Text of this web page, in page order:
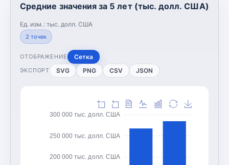
Средние значения за 5 лет (тыс. долл. США)
Ед. изм.: тыс. долл. США
2 точек
ОТОБРАЖЕНИЕ Сетка
ЭКСПОРТ SVG PNG CSV JSON
200 000 тыс. долл. США
250 000 тыс. долл. США
300 000 тыс. долл. США